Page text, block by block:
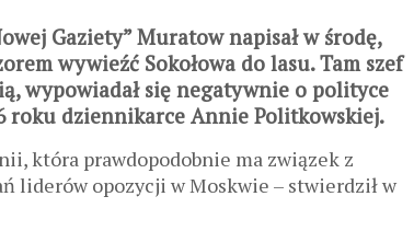
Gaziety” Muratow napisał w środę,
wywieźć Sokołowa do lasu. Tam szef
wypowiadał się negatywnie o polityce
roku dziennikarce Annie Politkowskiej.
która prawdopodobnie ma związek z
liderów opozycji w Moskwie – stwierdził w